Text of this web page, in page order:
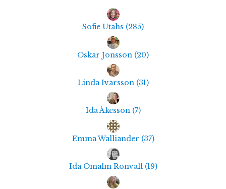
Sofie Utahs (285)
Oskar Jonsson (20)
Linda Ivarsson (31)
Ida Åkesson (7)
Emma Walliander (37)
Ida Ömalm Ronvall (19)